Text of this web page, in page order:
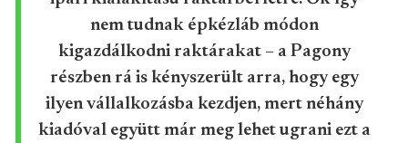
nem tudnak épkézláb módon
kigazdálkodni raktárakat – a Pagony
részben rá is kényszerült arra, hogy egy
ilyen vállalkozásba kezdjen, mert néhány
kiadóval együtt már meg lehet ugrani ezt a